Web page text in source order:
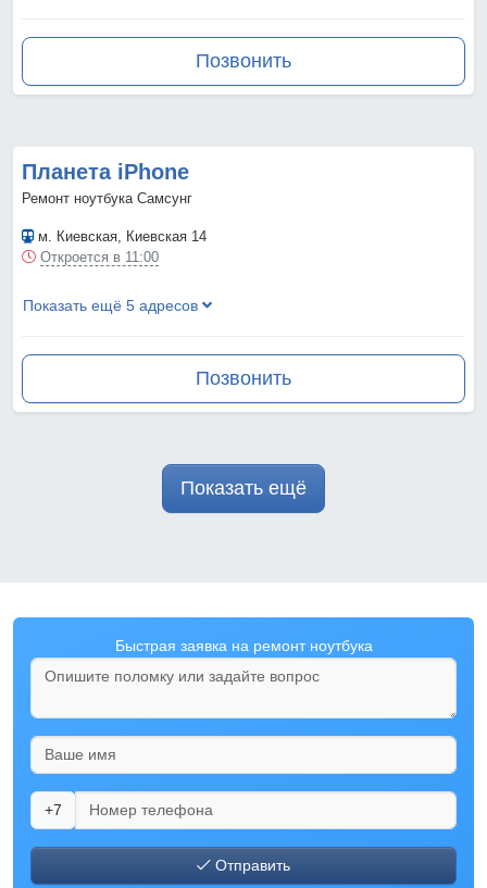
Позвонить
Планета iPhone
Ремонт ноутбука Самсунг
м. Киевская , Киевская 14
Откроется в 11:00
Показать ещё 5 адресов
Позвонить
Показать ещё
Быстрая заявка на ремонт ноутбука
+7
Отправить